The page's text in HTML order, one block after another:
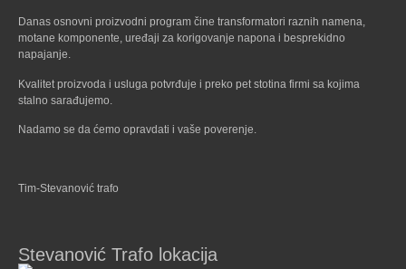
Danas osnovni proizvodni program čine transformatori raznih namena,
motane komponente, uređaji za korigovanje napona i besprekidno
napajanje.
Kvalitet proizvoda i usluga potvrđuje i preko pet stotina firmi sa kojima
stalno sarađujemo.
Nadamo se da ćemo opravdati i vaše poverenje.
Tim-Stevanović trafo
Stevanović Trafo lokacija